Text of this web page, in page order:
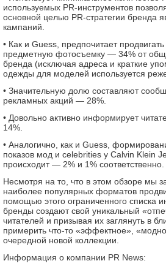
используемых PR-инструментов
основной целью PR-стратегии бренда
кампаний.
• Как и Guess, предпочитает
предметную фотосъемку — 34% от
бренда (исключая адреса и краткие
одежды для моделей используется
• Значительную долю составляют
рекламных акций — 28%.
• Довольно активно информирует
14%.
• Аналогично, как и Guess,
показов мод и celebrities у Calvin Klein
происходит — 2% и 1% соответственно.
Несмотря на то, что в этом обзоре мы
наиболее популярных форматов
помощью этого ограниченного списка
бренды создают свой уникальный
читателей и призывая их заглянуть в
примерить что-то «эффектное»,
очередной новой коллекции.
Информация о компании PR News: